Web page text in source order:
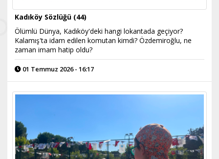
Kadıköy Sözlüğü (44)
Ölümlü Dünya, Kadıköy'deki hangi lokantada geçiyor?
Kalamış'ta idam edilen komutan kimdi? Özdemiroğlu, ne
zaman imam hatip oldu?
01 Temmuz 2026 - 16:17